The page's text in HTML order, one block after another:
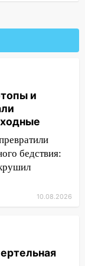
и
бедствия:
10.08.2026